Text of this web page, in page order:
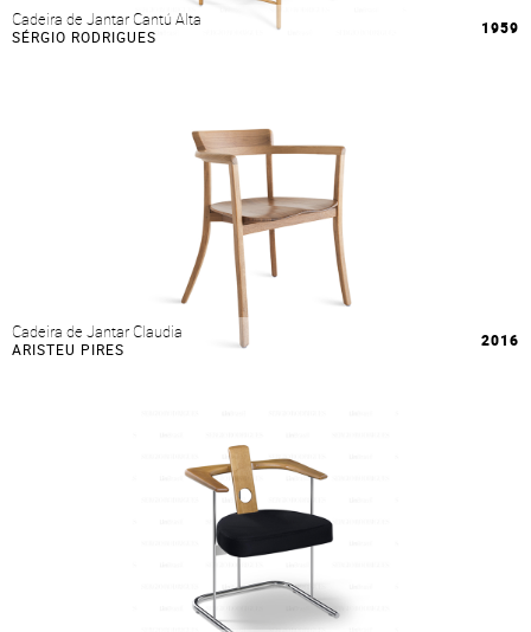
Cadeira de Jantar Cantú Alta
SÉRGIO RODRIGUES 1959
Cadeira de Jantar Claudia
ARISTEU PIRES 2016